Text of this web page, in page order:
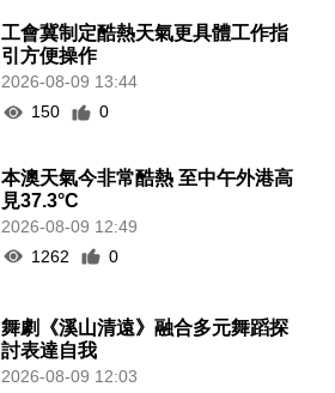
工會冀制定酷熱天氣更具體工作指
引方便操作
2026-08-09 13:44
150
0
本澳天氣今非常酷熱 至中午外港高
見37.3°C
2026-08-09 12:49
1262
0
舞劇《溪山清遠》融合多元舞蹈探
討表達自我
2026-08-09 12:03